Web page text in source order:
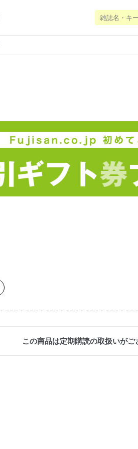
この商品は定期購読の取扱いがご